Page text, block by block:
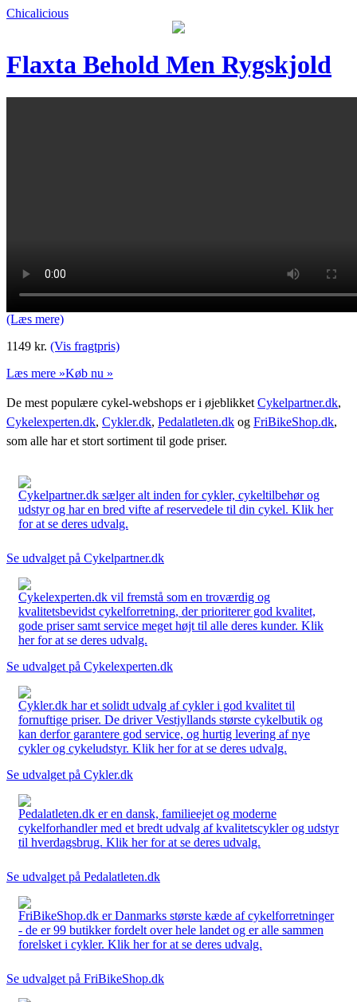
Chicalicious
Flaxta Behold Men Rygskjold
(Læs mere)
1149 kr. (Vis fragtpris)
Læs mere »Køb nu »
De mest populære cykel-webshops er i øjeblikket Cykelpartner.dk,
Cykelexperten.dk, Cykler.dk, Pedalatleten.dk og FriBikeShop.dk,
som alle har et stort sortiment til gode priser.
Cykelpartner.dk sælger alt inden for cykler, cykeltilbehør og
udstyr og har en bred vifte af reservedele til din cykel. Klik her
for at se deres udvalg.
Se udvalget på Cykelpartner.dk
Cykelexperten.dk vil fremstå som en troværdig og
kvalitetsbevidst cykelforretning, der prioriterer god kvalitet,
gode priser samt service meget højt til alle deres kunder. Klik
her for at se deres udvalg.
Se udvalget på Cykelexperten.dk
Cykler.dk har et solidt udvalg af cykler i god kvalitet til
fornuftige priser. De driver Vestjyllands største cykelbutik og
kan derfor garantere god service, og hurtig levering af nye
cykler og cykeludstyr. Klik her for at se deres udvalg.
Se udvalget på Cykler.dk
Pedalatleten.dk er en dansk, familieejet og moderne
cykelforhandler med et bredt udvalg af kvalitetscykler og udstyr
til hverdagsbrug. Klik her for at se deres udvalg.
Se udvalget på Pedalatleten.dk
FriBikeShop.dk er Danmarks største kæde af cykelforretninger
- de er 99 butikker fordelt over hele landet og er alle sammen
forelsket i cykler. Klik her for at se deres udvalg.
Se udvalget på FriBikeShop.dk